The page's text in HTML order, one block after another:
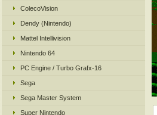
ColecoVision
Dendy (Nintendo)
Mattel Intellivision
Nintendo 64
PC Engine / Turbo Grafx-16
Sega
Sega Master System
Super Nintendo